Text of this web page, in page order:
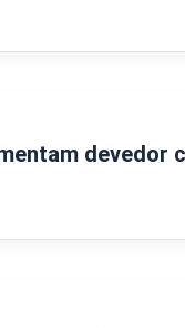
devedor